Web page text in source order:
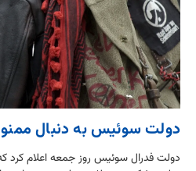
دولت سوئیس به دنبال
دولت فدرال سوئیس روز جمعه اعلام کرد